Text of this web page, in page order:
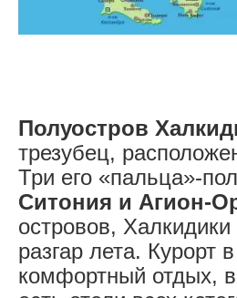
Полуостров
трезубец,
Три его «пальца»-
Ситония и Агион-
островов,
разгар лета. Курорт
комфортный отдых,